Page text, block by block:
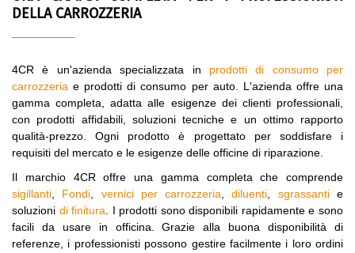
DELLA CARROZZERIA
4CR è un'azienda specializzata in prodotti di consumo per
carrozzeria e prodotti di consumo per auto. L'azienda offre una
gamma completa, adatta alle esigenze dei clienti professionali,
con prodotti affidabili, soluzioni tecniche e un ottimo rapporto
qualità-prezzo. Ogni prodotto è progettato per soddisfare i
requisiti del mercato e le esigenze delle officine di riparazione.
Il marchio 4CR offre una gamma completa che comprende
sigillanti
Fondi vernici per carrozzeria ,diluenti sgrassantie
soluzioni di finitura . I prodotti sono disponibili rapidamente e sono
facili da usare in officina. Grazie alla buona disponibilità di
referenze, i professionisti possono gestire facilmente i loro ordini